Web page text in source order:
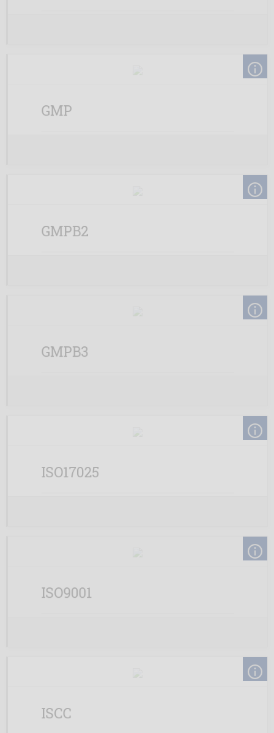
GMP
GMPB2
GMPB3
ISO17025
ISO9001
ISCC